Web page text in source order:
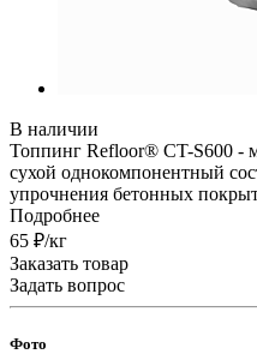
В наличии
Топпинг Refloor® CT-S600 -
сухой однокомпонентный
упрочнения бетонных
Подробнее
65 ₽/кг
Заказать товар
Задать вопрос
Фото